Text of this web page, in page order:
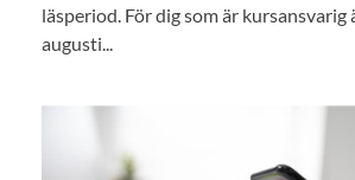
läsperiod. För dig som är kursansvarig
augusti...